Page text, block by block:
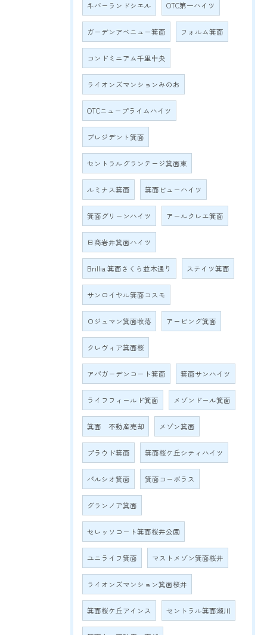
ネバーランドシエル OTC第一ハイツ
ガーデンアベニュー箕面 フォルム箕面
コンドミニアム千里中央
ライオンズマンションみのお
OTCニュープライムハイツ
プレジデント箕面
セントラルグランテージ箕面東
ルミナス箕面 箕面ビューハイツ
箕面グリーンハイツ アールクレエ箕面
日商岩井箕面ハイツ
Brillia 箕面さくら並木通り ステイツ箕面
サンロイヤル箕面コスモ
ロジュマン箕面牧落 アービング箕面
クレヴィア箕面桜
アパガーデンコート箕面 箕面サンハイツ
ライフフィールド箕面 メゾンドール箕面
箕面 不動産売却 メゾン箕面
プラウド箕面 箕面桜ケ丘シティハイツ
パルシオ箕面 箕面コーポラス
グランノア箕面
セレッソコート箕面桜井公園
ユニライフ箕面 マストメゾン箕面桜井
ライオンズマンション箕面桜井
箕面桜ケ丘アインス セントラル箕面瀬川